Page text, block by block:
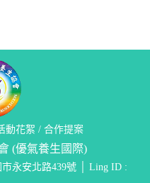
動花絮 / 合作提案
(優氣養生國際)
永安北路439號 │ Ling ID :